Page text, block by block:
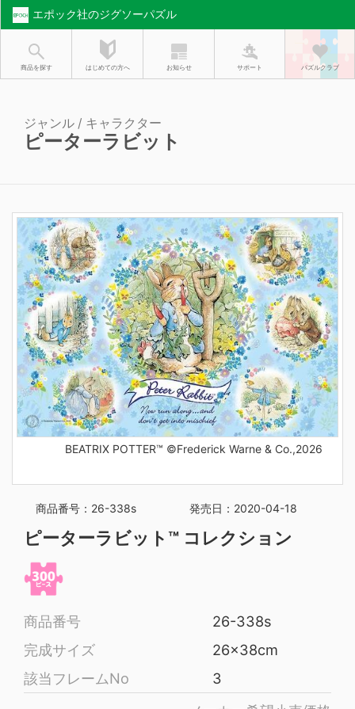
エポック社のジグソーパズル
商品を探す はじめての方へ お知らせ サポート パズルクラブ
ジャンル / キャラクター
ピーターラビット
BEATRIX POTTER™ ©Frederick Warne & Co.,2026
商品番号：26-338s 発売日：2020-04-18
ピーターラビット™ コレクション
商品番号
26-338s
完成サイズ
26x38cm
該当フレームNo
3